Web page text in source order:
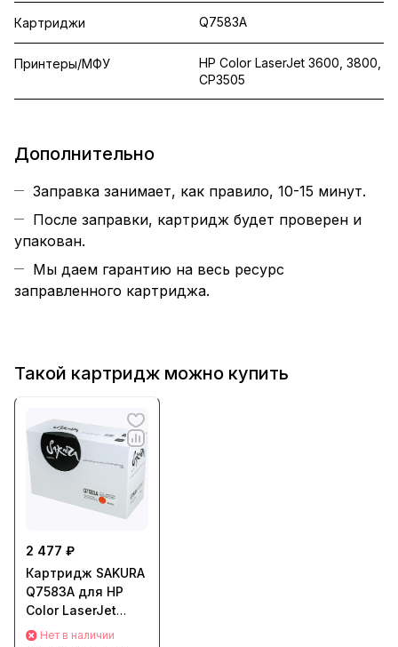
Картриджи Q7583A
Принтеры/МФУ
HP Color LaserJet 3600, 3800,
CP3505
Дополнительно
Заправка занимает, как правило, 10-15 минут.
После заправки, картридж будет проверен и
упакован.
Мы даем гарантию на весь ресурс
заправленного картриджа.
Такой картридж можно купить
2 477 ₽
Картридж SAKURA
Q7583A для HP
Color LaserJet
3800/ 3800n/
Нет в наличии